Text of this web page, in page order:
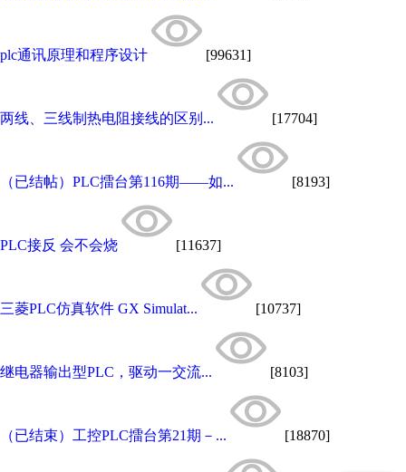
plc通讯原理和程序设计 [99631]
两线、三线制热电阻接线的区别... [17704]
（已结帖）PLC擂台第116期——如... [8193]
PLC接反 会不会烧 [11637]
三菱PLC仿真软件 GX Simulat... [10737]
继电器输出型PLC，驱动一交流... [8103]
（已结束）工控PLC擂台第21期－... [18870]